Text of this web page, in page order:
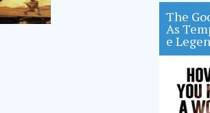
The
As
e